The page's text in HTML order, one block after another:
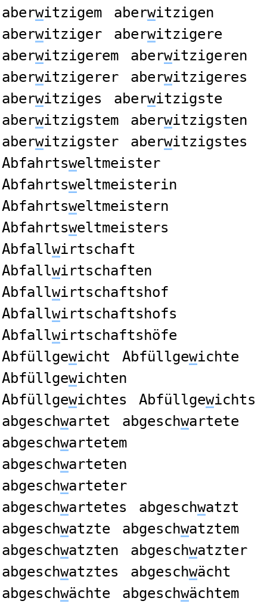
aberwitzigem aberwitzigen
aberwitziger aberwitzigere
aberwitzigerem aberwitzigeren
aberwitzigerer aberwitzigeres
aberwitziges aberwitzigste
aberwitzigstem aberwitzigsten
aberwitzigster aberwitzigstes
Abfahrtsweltmeister
Abfahrtsweltmeisterin
Abfahrtsweltmeistern
Abfahrtsweltmeisters
Abfallwirtschaft
Abfallwirtschaften
Abfallwirtschaftshof
Abfallwirtschaftshofs
Abfallwirtschaftshöfe
Abfüllgewicht Abfüllgewichte
Abfüllgewichten
Abfüllgewichtes Abfüllgewichts
abgeschwartet abgeschwartete
abgeschwartetem
abgeschwarteten
abgeschwarteter
abgeschwartetes abgeschwatzt
abgeschwatzte abgeschwatztem
abgeschwatzten abgeschwatzter
abgeschwatztes abgeschwächt
abgeschwächte abgeschwächtem